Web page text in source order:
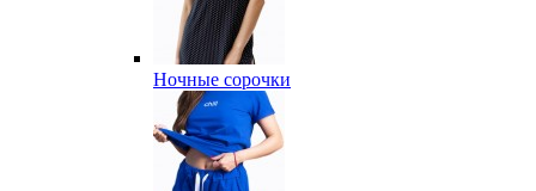
Ночные сорочки